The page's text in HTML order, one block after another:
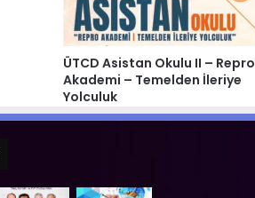
ÜTCD Asistan Okulu II – Repro
Akademi – Temelden İleriye
Yolculuk